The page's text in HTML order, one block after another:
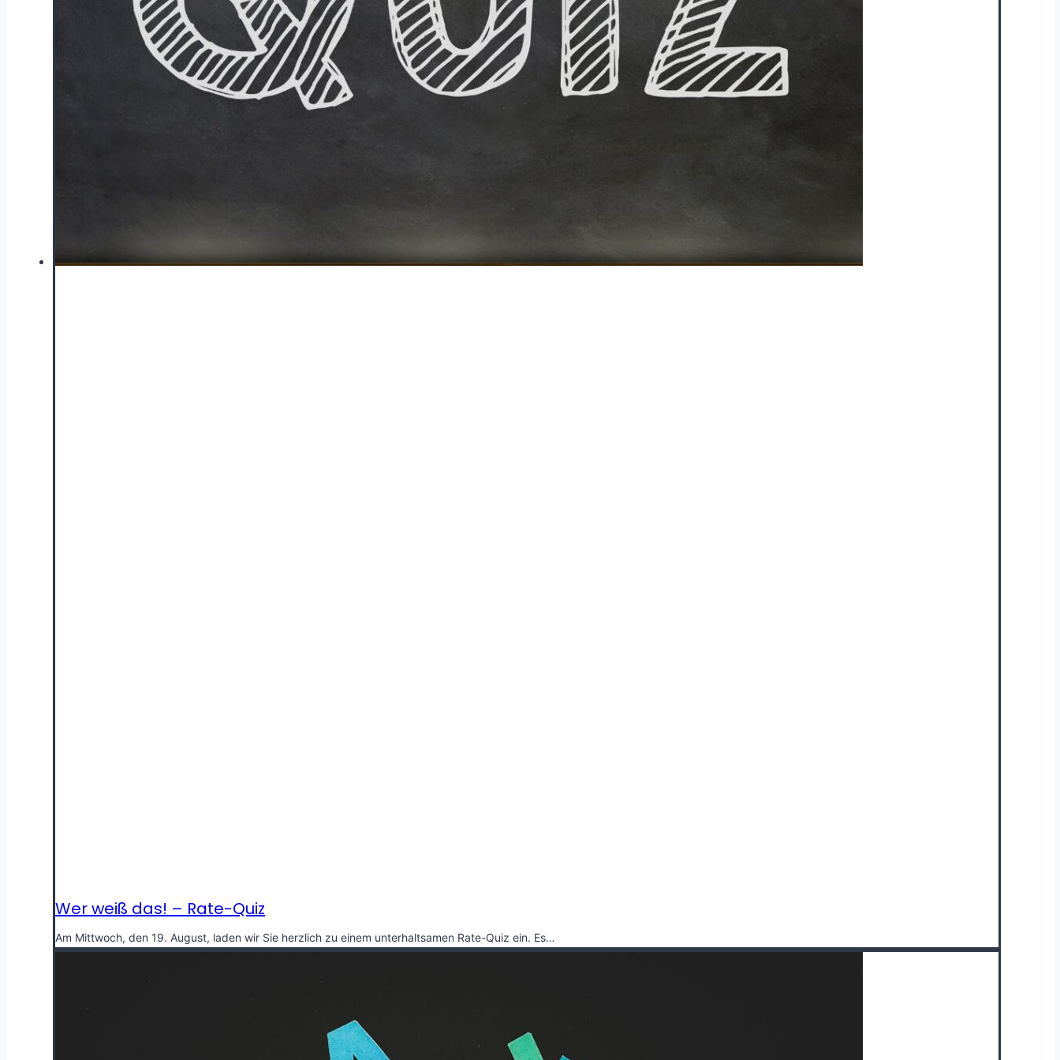
Wer weiß das! – Rate-Quiz
Am Mittwoch, den 19. August, laden wir Sie herzlich zu einem unterhaltsamen Rate-Quiz ein. Es…